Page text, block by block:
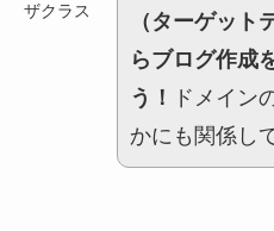
ザクラス
（ターゲット
らブログ作成
う！
ドメイン
かにも関係し